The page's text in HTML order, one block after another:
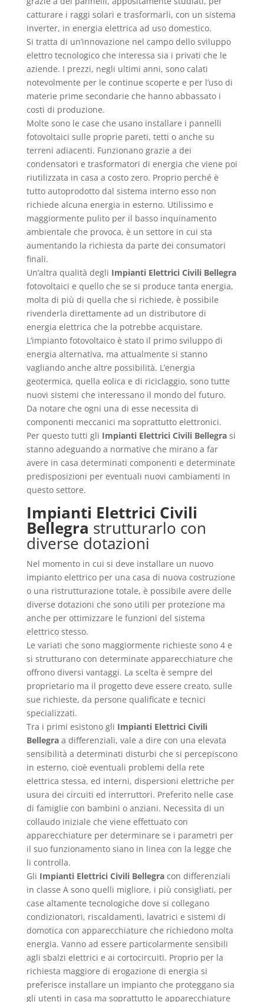
catturare i raggi solari e trasformarli, con un sistema
inverter, in energia elettrica ad uso domestico.
Si tratta di un’innovazione nel campo dello sviluppo
elettro tecnologico che interessa sia i privati che le
aziende. I prezzi, negli ultimi anni, sono calati
notevolmente per le continue scoperte e per l’uso di
materie prime secondarie che hanno abbassato i
costi di produzione.
Molte sono le case che usano installare i pannelli
fotovoltaici sulle proprie pareti, tetti o anche su
terreni adiacenti. Funzionano grazie a dei
condensatori e trasformatori di energia che viene poi
riutilizzata in casa a costo zero. Proprio perché è
tutto autoprodotto dal sistema interno esso non
richiede alcuna energia in esterno. Utilissimo e
maggiormente pulito per il basso inquinamento
ambientale che provoca, è un settore in cui sta
aumentando la richiesta da parte dei consumatori
finali.
Un’altra qualità degli Impianti Elettrici Civili Bellegra
fotovoltaici e quello che se si produce tanta energia,
molta di più di quella che si richiede, è possibile
rivenderla direttamente ad un distributore di
energia elettrica che la potrebbe acquistare.
L’impianto fotovoltaico è stato il primo sviluppo di
energia alternativa, ma attualmente si stanno
vagliando anche altre possibilità. L’energia
geotermica, quella eolica e di riciclaggio, sono tutte
nuovi sistemi che interessano il mondo del futuro.
Da notare che ogni una di esse necessita di
componenti meccanici ma soprattutto elettronici.
Per questo tutti gli Impianti Elettrici Civili Bellegrasi
stanno adeguando a normative che mirano a far
avere in casa determinati componenti e determinate
predisposizioni per eventuali nuovi cambiamenti in
questo settore.
Impianti Elettrici Civili
Bellegra strutturarlo con
diverse dotazioni
Nel momento in cui si deve installare un nuovo
impianto elettrico per una casa di nuova costruzione
o una ristrutturazione totale, è possibile avere delle
diverse dotazioni che sono utili per protezione ma
anche per ottimizzare le funzioni del sistema
elettrico stesso.
Le variati che sono maggiormente richieste sono 4 e
si strutturano con determinate apparecchiature che
offrono diversi vantaggi. La scelta è sempre del
proprietario ma il progetto deve essere creato, sulle
sue richieste, da persone qualificate e tecnici
specializzati.
Tra i primi esistono gli Impianti Elettrici Civili
Bellegraa differenziali, vale a dire con una elevata
sensibilità a determinati disturbi che si percepiscono
in esterno, cioè eventuali problemi della rete
elettrica stessa, ed interni, dispersioni elettriche per
usura dei circuiti ed interruttori. Preferito nelle case
di famiglie con bambini o anziani. Necessita di un
collaudo iniziale che viene effettuato con
apparecchiature per determinare se i parametri per
il suo funzionamento siano in linea con la legge che
li controlla.
Gli Impianti Elettrici Civili Bellegracon differenziali
in classe A sono quelli migliore, i più consigliati, per
case altamente tecnologiche dove si collegano
condizionatori, riscaldamenti, lavatrici e sistemi di
domotica con apparecchiature che richiedono molta
energia. Vanno ad essere particolarmente sensibili
agli sbalzi elettrici e ai cortocircuiti. Proprio per la
richiesta maggiore di erogazione di energia si
preferisce installare un impianto che proteggano sia
gli utenti in casa ma soprattutto le apparecchiature